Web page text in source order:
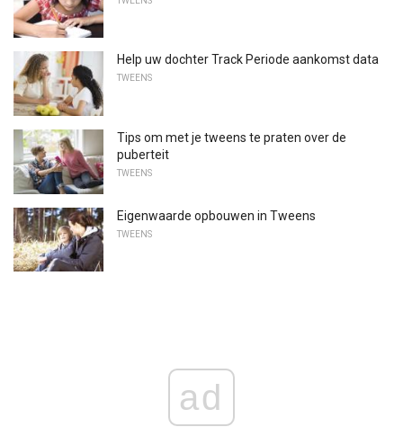
Help uw dochter Track Periode aankomst data
TWEENS
Tips om met je tweens te praten over de
puberteit
TWEENS
Eigenwaarde opbouwen in Tweens
TWEENS
ad